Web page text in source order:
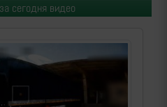
сегодня видео